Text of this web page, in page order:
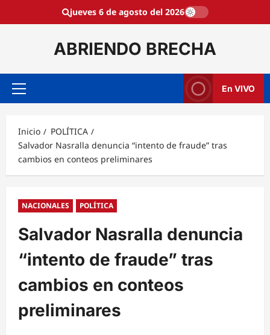
jueves 6 de agosto del 2026
ABRIENDO BRECHA
Menú
En VIVO
Inicio
POLÍTICA
Salvador Nasralla denuncia “intento de fraude” tras
cambios en conteos preliminares
NACIONALES POLÍTICA
Salvador Nasralla denuncia
“intento de fraude” tras
cambios en conteos
preliminares